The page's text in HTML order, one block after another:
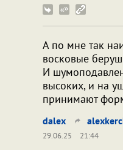
А по мне так
восковые
И
высоких, и на
принимают
dalex
29.06.25
21:44